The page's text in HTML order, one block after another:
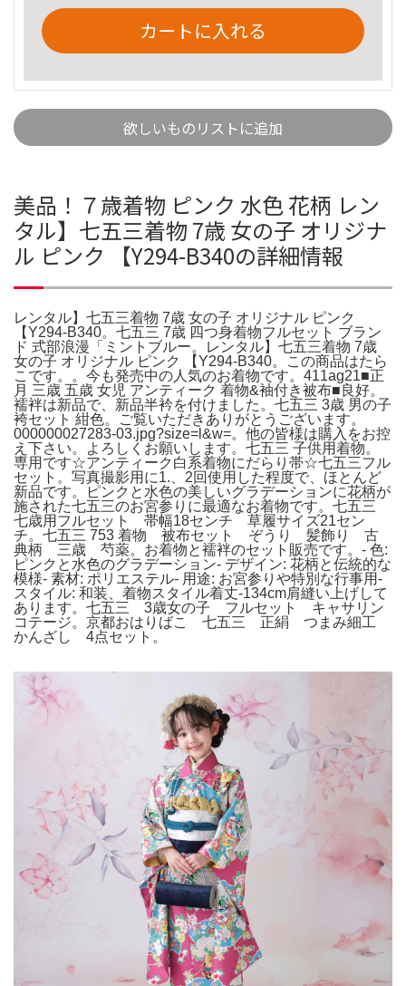
カートに入れる
欲しいものリストに追加
美品！７歳着物 ピンク 水色 花柄 レン
タル】七五三着物 7歳 女の子 オリジナ
ル ピンク 【Y294-B340の詳細情報
レンタル】七五三着物 7歳 女の子 オリジナル ピンク
【Y294-B340。七五三 7歳 四つ身着物フルセット ブラン
ド 式部浪漫「ミントブルー。レンタル】七五三着物 7歳
女の子 オリジナル ピンク 【Y294-B340。この商品はたら
こです。。今も発売中の人気のお着物です。411ag21■正
月 三歳 五歳 女児 アンティーク 着物&袖付き被布■良好。
襦袢は新品で、新品半衿を付けました。七五三 3歳 男の子
袴セット 紺色。ご覧いただきありがとうございます。
000000027283-03.jpg?size=l&w=。他の皆様は購入をお控
え下さい。よろしくお願いします。七五三 子供用着物。
専用です☆アンティーク白系着物にだらり帯☆七五三フル
セット。写真撮影用に1.、2回使用した程度で、ほとんど
新品です。ピンクと水色の美しいグラデーションに花柄が
施された七五三のお宮参りに最適なお着物です。七五三
七歳用フルセット 帯幅18センチ 草履サイズ21セン
チ。七五三 753 着物 被布セット ぞうり 髪飾り 古
典柄 三歳 芍薬。お着物と襦袢のセット販売です。- 色:
ピンクと水色のグラデーション- デザイン: 花柄と伝統的な
模様- 素材: ポリエステル- 用途: お宮参りや特別な行事用-
スタイル: 和装、着物スタイル着丈-134cm肩縫い上げして
あります。七五三 3歳女の子 フルセット キャサリン
コテージ。京都おはりばこ 七五三 正絹 つまみ細工
かんざし 4点セット。